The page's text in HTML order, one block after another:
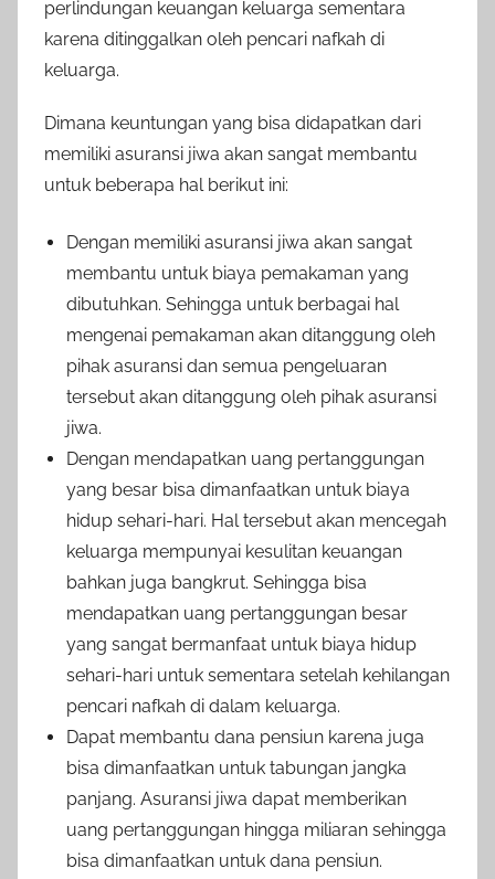
perlindungan keuangan keluarga sementara
karena ditinggalkan oleh pencari nafkah di
keluarga.
Dimana keuntungan yang bisa didapatkan dari
memiliki asuransi jiwa akan sangat membantu
untuk beberapa hal berikut ini:
Dengan memiliki asuransi jiwa akan sangat
membantu untuk biaya pemakaman yang
dibutuhkan. Sehingga untuk berbagai hal
mengenai pemakaman akan ditanggung oleh
pihak asuransi dan semua pengeluaran
tersebut akan ditanggung oleh pihak asuransi
jiwa.
Dengan mendapatkan uang pertanggungan
yang besar bisa dimanfaatkan untuk biaya
hidup sehari-hari. Hal tersebut akan mencegah
keluarga mempunyai kesulitan keuangan
bahkan juga bangkrut. Sehingga bisa
mendapatkan uang pertanggungan besar
yang sangat bermanfaat untuk biaya hidup
sehari-hari untuk sementara setelah kehilangan
pencari nafkah di dalam keluarga.
Dapat membantu dana pensiun karena juga
bisa dimanfaatkan untuk tabungan jangka
panjang. Asuransi jiwa dapat memberikan
uang pertanggungan hingga miliaran sehingga
bisa dimanfaatkan untuk dana pensiun.